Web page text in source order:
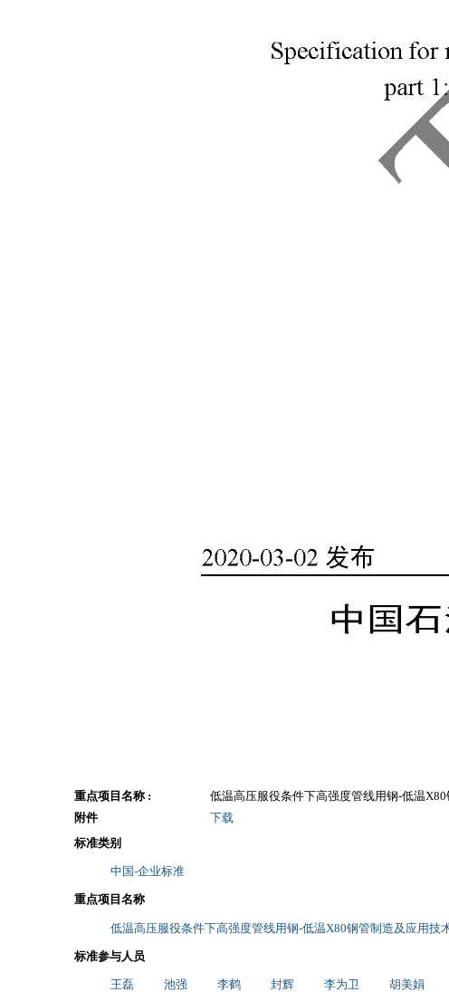
重点项目名称 :
低温高压服役条件下高强度管线用钢-低温
附件
下载
标准类别
中国-企业标准
重点项目名称
低温高压服役条件下高强度管线用钢-低温X80钢管制造及应用技
标准参与人员
王磊 池强 李鹤 封辉 李为卫 胡美娟